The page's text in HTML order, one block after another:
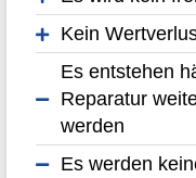
Kein
Es entstehen
Reparatur
werden
Es werden